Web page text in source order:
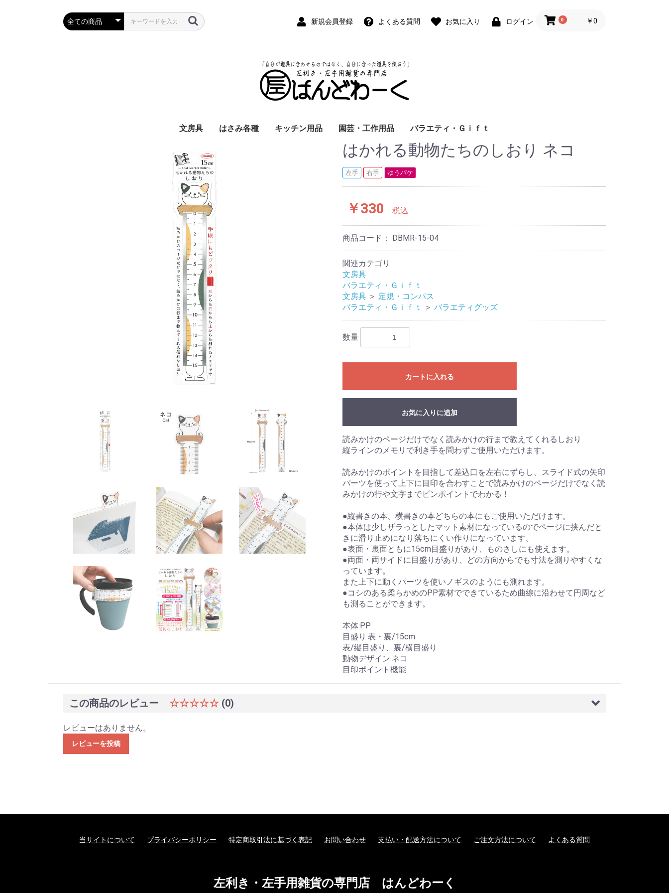
新規会員登録 よくある質問 お気に入り ログイン 0 ￥0
文房具
万年筆・筆ペン
ボールペン
鉛筆・シャープペン
定規・コンパス
彫刻刀・小刀(切出刀)
事務用品
はさみ各種 キッチン用品 園芸・工作用品
草取鎌
園芸はさみ
メジャー・曲尺
カッター
工作用具・その他
バラエティ・Ｇｉｆｔ
Wallet(財布)
時計
デジタル小物
バラエティグッズ
ファッション小物
京扇子
書籍
はかれる動物たちのしおり ネコ
左手 右手 ゆうパケ
￥330 税込
商品コード： DBMR-15-04
関連カテゴリ
文房具
バラエティ・Ｇｉｆｔ
文房具 ＞ 定規・コンパス
バラエティ・Ｇｉｆｔ
＞ バラエティグッズ
数量
カートに入れる
お気に入りに追加
読みかけのページだけでなく読みかけの行まで教えてくれるしおり
縦ラインのメモリで利き手を問わずご使用いただけます。
読みかけのポイントを目指して差込口を左右にずらし、スライド式の矢印
パーツを使って上下に目印を合わすことで読みかけのページだけでなく読
みかけの行や文字までピンポイントでわかる！
●縦書きの本、横書きの本どちらの本にもご使用いただけます。
●本体は少しザラっとしたマット素材になっているのでページに挟んだと
きに滑り止めになり落ちにくい作りになっています。
●表面・裏面ともに15cm目盛りがあり、ものさしにも使えます。
●両面・両サイドに目盛りがあり、どの方向からでも寸法を測りやすくな
っています。
また上下に動くパーツを使いノギスのようにも測れます。
●コシのある柔らかめのPP素材でできているため曲線に沿わせて円周など
も測ることができます。
本体:PP
目盛り:表・裏/15cm
表/縦目盛り、裏/横目盛り
動物デザイン:ネコ
目印ポイント機能
この商品のレビュー ☆☆☆☆☆ (0)
レビューはありません。
レビューを投稿
当サイトについて プライバシーポリシー 特定商取引法に基づく表記 お問い合わせ 支払い・配送方法について ご注文方法について よくある質問
左利き・左手用雑貨の専門店 はんどわーく